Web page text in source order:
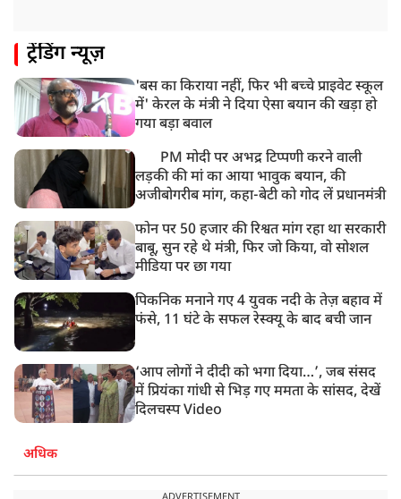
ट्रेंडिंग न्यूज़
'बस का किराया नहीं, फिर भी बच्चे प्राइवेट स्कूल
में' केरल के मंत्री ने दिया ऐसा बयान की खड़ा हो
गया बड़ा बवाल
PM मोदी पर अभद्र टिप्पणी करने वाली
लड़की की मां का आया भावुक बयान, की
अजीबोगरीब मांग, कहा-बेटी को गोद लें प्रधानमंत्री
फोन पर 50 हजार की रिश्वत मांग रहा था सरकारी
बाबू, सुन रहे थे मंत्री, फिर जो किया, वो सोशल
मीडिया पर छा गया
पिकनिक मनाने गए 4 युवक नदी के तेज़ बहाव में
फंसे, 11 घंटे के सफल रेस्क्यू के बाद बची जान
‘आप लोगों ने दीदी को भगा दिया…’, जब संसद
में प्रियंका गांधी से भिड़ गए ममता के सांसद, देखें
दिलचस्प Video
अधिक